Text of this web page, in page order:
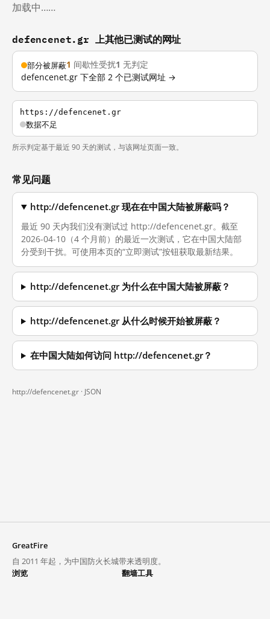
加载中……
defencenet.gr 上其他已测试的网址
部分被屏蔽1 间歇性受扰1 无判定
defencenet.gr 下全部 2 个已测试网址 →
https://defencenet.gr
数据不足
所示判定基于最近 90 天的测试，与该网址页面一致。
常见问题
http://defencenet.gr 现在在中国大陆被屏蔽吗？
最近 90 天内我们没有测试过 http://defencenet.gr。截至
2026-04-10（4 个月前）的最近一次测试，它在中国大陆部
分受到干扰。可使用本页的“立即测试”按钮获取最新结果。
http://defencenet.gr 为什么在中国大陆被屏蔽？
http://defencenet.gr 从什么时候开始被屏蔽？
在中国大陆如何访问 http://defencenet.gr？
http://defencenet.gr · JSON
GreatFire
自 2011 年起，为中国防火长城带来透明度。
浏览
翻墙工具